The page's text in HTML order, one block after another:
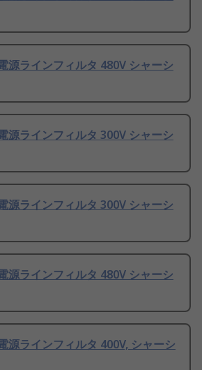
ラインフィルタ 480V シャーシ
ラインフィルタ 300V シャーシ
ラインフィルタ 300V シャーシ
ラインフィルタ 480V シャーシ
ラインフィルタ 400V, シャーシ